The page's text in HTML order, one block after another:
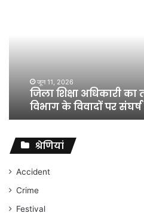
विवादों
संघर्ष
जारी
रहेगा
अंकित
गौरहा
जून 11, 2026
जिला शिक्षा अधिकारी का
विभाग के विवादों पर संघर्ष
श्रेणियां
Accident
Crime
Festival